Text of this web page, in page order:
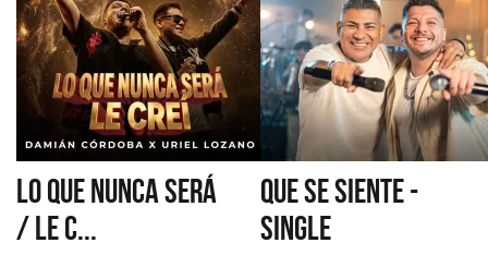
LO QUE NUNCA SERÁ
/ LE C...
QUE SE SIENTE -
SINGLE